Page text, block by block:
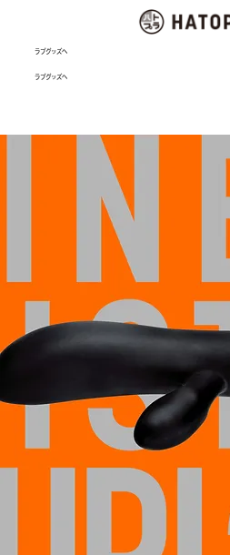
ラブグッズへ
ラブグッズへ